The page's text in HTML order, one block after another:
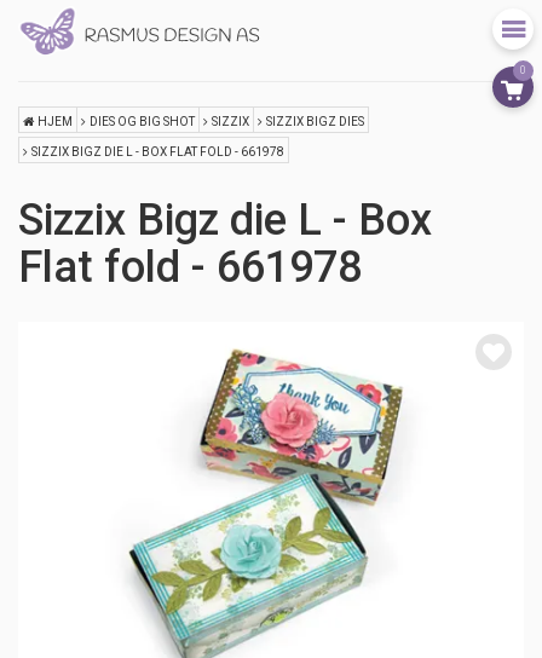
0
HJEM DIES OG BIG SHOT SIZZIX SIZZIX BIGZ DIES
SIZZIX BIGZ DIE L - BOX FLAT FOLD - 661978
Sizzix Bigz die L - Box
Flat fold - 661978